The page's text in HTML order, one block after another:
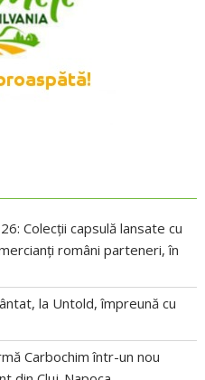
Colecții capsulă lansate cu
români parteneri, în
la Untold, împreună cu
Carbochim într-un nou